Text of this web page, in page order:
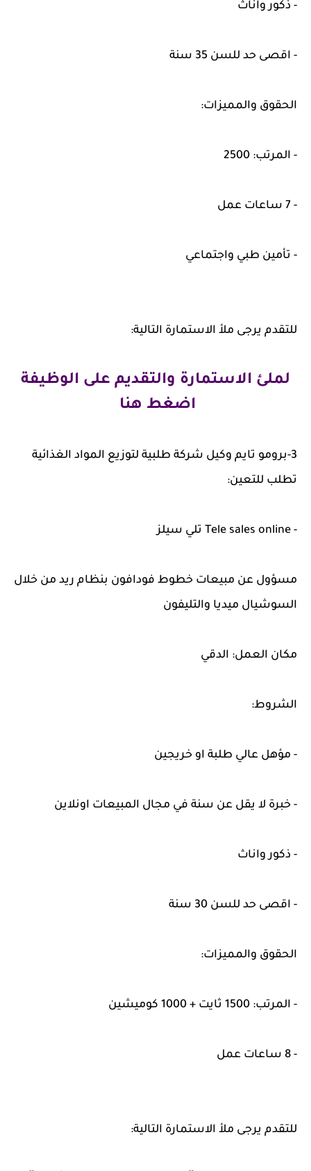
- ذكور واناث
- اقصى حد للسن 35 سنة
الحقوق والمميزات:
- المرتب: 2500
- 7 ساعات عمل
- تأمين طبي واجتماعي
للتقدم يرجى ملأ الاستمارة التالية:
لملئ الاستمارة والتقديم على الوظيفة
اضغط هنا
3-برومو تايم وكيل شركة طلبية لتوزيع المواد الغذائية
تطلب للتعين:
- Tele sales online تلي سيلز
مسؤول عن مبيعات خطوط فودافون بنظام ريد من خلال
السوشيال ميديا والتليفون
مكان العمل: الدقي
الشروط:
- مؤهل عالي طلبة او خريجين
- خبرة لا يقل عن سنة في مجال المبيعات اونلاين
- ذكور واناث
- اقصى حد للسن 30 سنة
الحقوق والمميزات:
- المرتب: 1500 ثايت + 1000 كوميشين
- 8 ساعات عمل
للتقدم يرجى ملأ الاستمارة التالية: